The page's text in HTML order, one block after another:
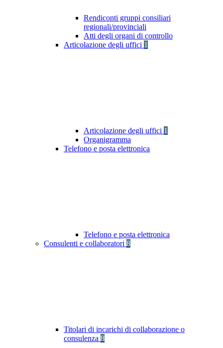
Rendiconti gruppi consiliari
regionali/provinciali
Atti degli organi di controllo
Articolazione degli uffici 1
Articolazione degli uffici 1
Organigramma
Telefono e posta elettronica
Telefono e posta elettronica
Consulenti e collaboratori 8
Titolari di incarichi di collaborazione o
consulenza 8